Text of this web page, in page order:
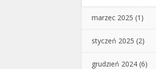
marzec 2025 (1)
styczeń 2025 (2)
grudzień 2024 (6)